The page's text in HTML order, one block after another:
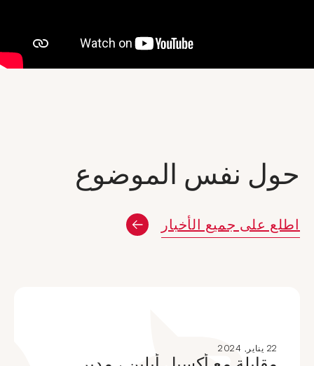
حول نفس الموضوع
اطلع على جميع الأخبار
22 يناير, 2024